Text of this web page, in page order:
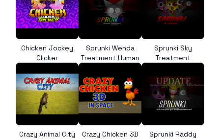
Chicken Jockey
Clicker
Sprunki Wenda
Treatment Human
Sprunki Sky
Treatment
Crazy Animal City Crazy Chicken 3D
Sprunki Raddy